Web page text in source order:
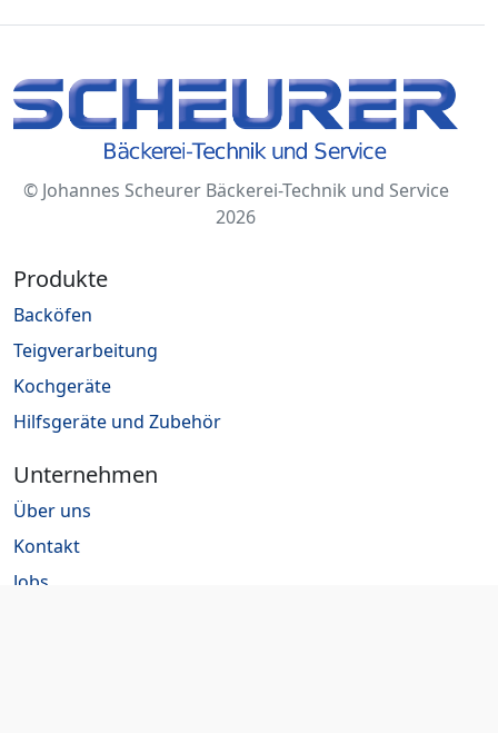
© Johannes Scheurer Bäckerei-Technik und Service
2026
Produkte
Backöfen
Teigverarbeitung
Kochgeräte
Hilfsgeräte und Zubehör
Unternehmen
Über uns
Kontakt
Jobs